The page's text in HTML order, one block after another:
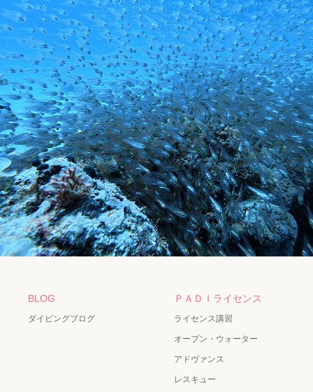
BLOG
ダイビングブログ
ＰＡＤＩライセンス
ライセンス講習
オープン・ウォーター
アドヴァンス
レスキュー